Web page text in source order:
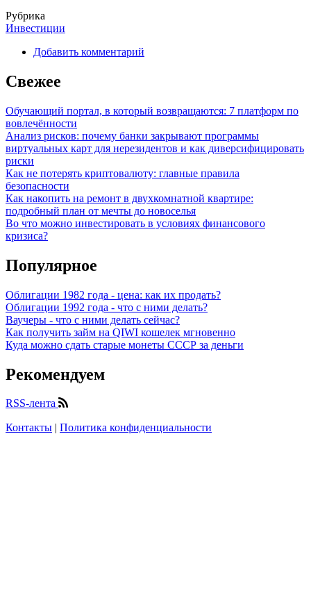
Рубрика
Инвестиции
Добавить комментарий
Свежее
Обучающий портал, в который возвращаются: 7 платформ по
вовлечённости
Анализ рисков: почему банки закрывают программы
виртуальных карт для нерезидентов и как диверсифицировать
риски
Как не потерять криптовалюту: главные правила
безопасности
Как накопить на ремонт в двухкомнатной квартире:
подробный план от мечты до новоселья
Во что можно инвестировать в условиях финансового
кризиса?
Популярное
Облигации 1982 года - цена: как их продать?
Облигации 1992 года - что с ними делать?
Ваучеры - что с ними делать сейчас?
Как получить займ на QIWI кошелек мгновенно
Куда можно сдать старые монеты СССР за деньги
Рекомендуем
RSS-лента
Контакты | Политика конфиденциальности